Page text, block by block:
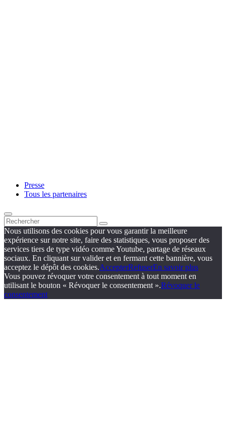
Presse
Tous les partenaires
Nous utilisons des cookies pour vous garantir la meilleure
expérience sur notre site, faire des statistiques, vous proposer des
services tiers de type vidéo comme Youtube, partage de réseaux
sociaux. En cliquant sur valider et en fermant cette bannière, vous
acceptez le dépôt des cookies.AccepterRefuserEn savoir plus
Vous pouvez révoquer votre consentement à tout moment en
utilisant le bouton « Révoquer le consentement ».Révoquer le
consentement